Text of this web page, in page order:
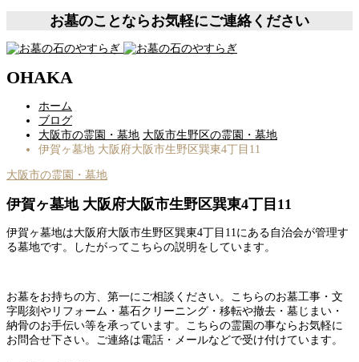
お墓のことならお気軽にご連絡ください
OHAKA
ホーム
ブログ
大阪市の霊園・墓地 大阪市生野区の霊園・墓地
伊賀ヶ墓地 大阪府大阪市生野区巽東4丁目11
大阪市の霊園・墓地
伊賀ヶ墓地 大阪府大阪市生野区巽東4丁目11
伊賀ヶ墓地は大阪府大阪市生野区巽東4丁目11にある自治会が管理す
る墓地です。したがってこちらの説明をしています。
お墓をお持ちの方、第一にご相談ください。こちらのお墓工事・文
字彫刻やリフォーム・墓石クリーニング・移転や撤去・墓じまい・
納骨のお手伝い等を承っています。こちらの霊園の事ならお気軽に
お問合せ下さい。ご連絡は電話・メールなどで受け付けています。